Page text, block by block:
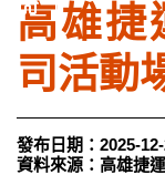
高雄捷
司活動
發布日期： 2025-
資料來源： 高雄捷